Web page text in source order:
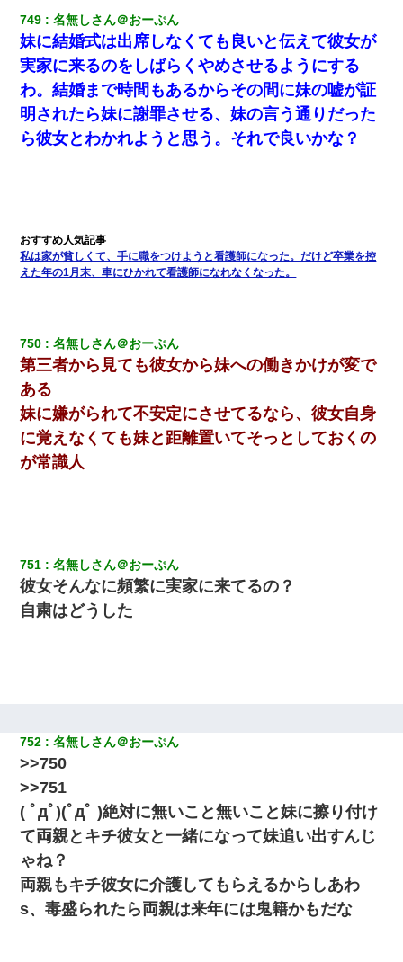
父親がくも膜下出血で突然ﾀﾋ。→母の貯金が0なことが判明。→母
「私を家に置いてほしい、どうか見捨てないで(土下座」俺・嫁
「…」
日航機墜落事故の「ここからは日本語で大丈夫ですよ〜」の絶望
感がヤバイ・・・
り込んできたみたいで、ずっとドアの前で喚いてて滅茶苦茶うる
さかった。
嫁が弁護士を連れてきて「悪いと思うなら慰謝料を払って離婚し
ろ」→ 俺「完全に恐喝になってますね」「お前、これが詐欺だっ
て知ってる？」
３２歳俺「ずっと好きでした！！付き合って下さい！」 ２５歳
彼女「うん！！絶対幸せになろうね！！！！」 → ７年後ｗｗ
ｗｗｗ
元旦那から復縁要請。息子「最新型のiPhoneも買えない貧乏は嫌
だ、再婚して」私「なら父親と暮らせ」息子「やった＾＾」私
（もう手遅れだったんだな…）
結果…｜生活｜ワロタあんてな
【衝撃】ヤンキー女に「サせて」って言った結果
さっき嫁から、「愛しています」ってメールが届いた。俺も「愛
してます」って送ったら
妊娠中に「おいこのブタ女！てめー席譲れ！」と絡まれ腹を殴る
真似された。泣きながら夫に話すと一年後に…
749 名無しさん＠おーぷん
妹に結婚式は出席しなくても良いと伝えて彼女が
実家に来るのをしばらくやめさせるようにする
わ。結婚まで時間もあるからその間に妹の嘘が証
明されたら妹に謝罪させる、妹の言う通りだった
ら彼女とわかれようと思う。それで良いかな？
私は家が貧しくて、手に職をつけようと看護師になった。だけど卒業を控
えた年の1月末、車にひかれて看護師になれなくなった。
750 名無しさん＠おーぷん
第三者から見ても彼女から妹への働きかけが変で
ある
妹に嫌がられて不安定にさせてるなら、彼女自身
に覚えなくても妹と距離置いてそっとしておくの
が常識人
751 名無しさん＠おーぷん
彼女そんなに頻繁に実家に来てるの？
自粛はどうした
752 名無しさん＠おーぷん
>>750
>>751
( ﾟдﾟ)(ﾟдﾟ )絶対に無いこと無いこと妹に擦り付け
て両親とキチ彼女と一緒になって妹追い出すんじ
ゃね？
両親もキチ彼女に介護してもらえるからしあわ
s、毒盛られたら両親は来年には鬼籍かもだな